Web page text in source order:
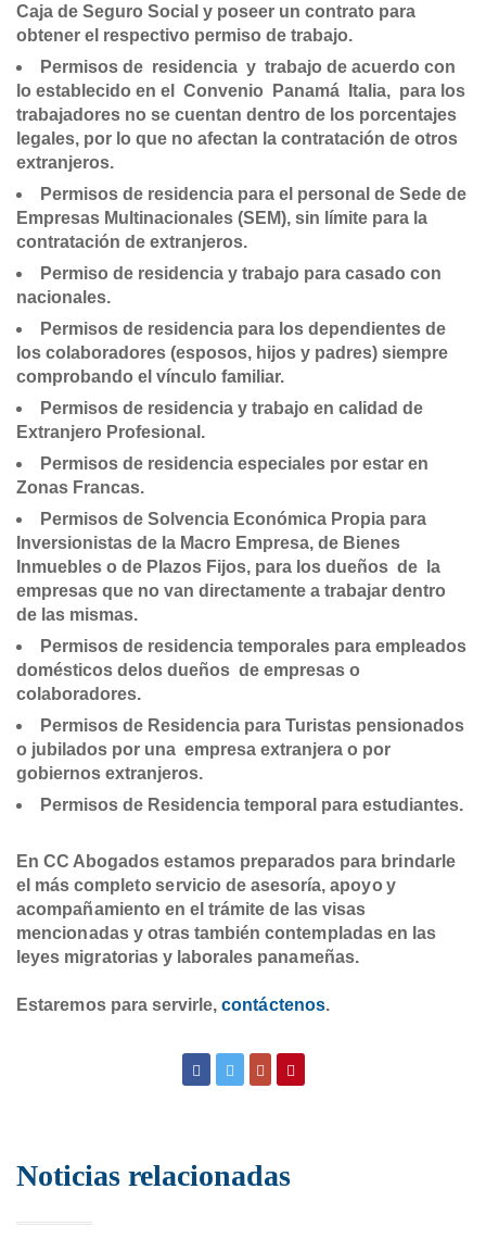
Caja de Seguro Social y poseer un contrato para
obtener el respectivo permiso de trabajo.
Permisos de residencia y trabajo de acuerdo con
lo establecido en el Convenio Panamá Italia, para los
trabajadores no se cuentan dentro de los porcentajes
legales, por lo que no afectan la contratación de otros
extranjeros.
Permisos de residencia para el personal de Sede de
Empresas Multinacionales (SEM), sin límite para la
contratación de extranjeros.
Permiso de residencia y trabajo para casado con
nacionales.
Permisos de residencia para los dependientes de
los colaboradores (esposos, hijos y padres) siempre
comprobando el vínculo familiar.
Permisos de residencia y trabajo en calidad de
Extranjero Profesional.
Permisos de residencia especiales por estar en
Zonas Francas.
Permisos de Solvencia Económica Propia para
Inversionistas de la Macro Empresa, de Bienes
Inmuebles o de Plazos Fijos, para los dueños de la
empresas que no van directamente a trabajar dentro
de las mismas.
Permisos de residencia temporales para empleados
domésticos delos dueños de empresas o
colaboradores.
Permisos de Residencia para Turistas pensionados
o jubilados por una empresa extranjera o por
gobiernos extranjeros.
Permisos de Residencia temporal para estudiantes.
En CC Abogados estamos preparados para brindarle
el más completo servicio de asesoría, apoyo y
acompañamiento en el trámite de las visas
mencionadas y otras también contempladas en las
leyes migratorias y laborales panameñas.
Estaremos para servirle,contáctenos.
Noticias relacionadas